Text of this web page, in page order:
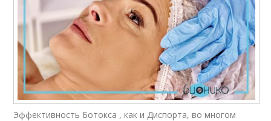
Эффективность Ботокса , как и Диспорта, во многом